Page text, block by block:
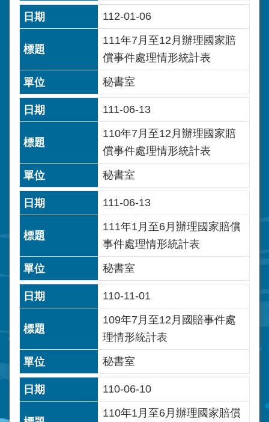
112-01-06
111年7月至12月辦理國家賠
償事件處理情形統計表
秘書室
111-06-13
110年7月至12月辦理國家賠
償事件處理情形統計表
秘書室
111-06-13
111年1月至6月辦理國家賠償
事件處理情形統計表
秘書室
110-11-01
109年7月至12月國賠事件處
理情形統計表
秘書室
110-06-10
110年1月至6月辦理國家賠償